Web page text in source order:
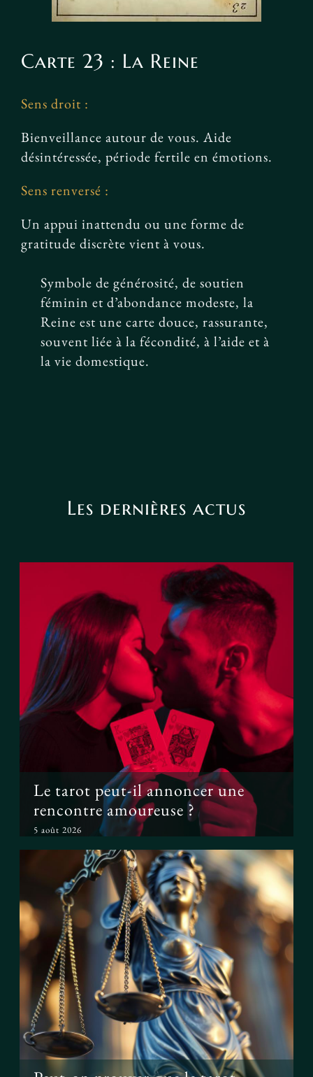
Carte 23 : La Reine
Sens droit :
Bienveillance autour de vous. Aide
désintéressée, période fertile en émotions.
Sens renversé :
Un appui inattendu ou une forme de
gratitude discrète vient à vous.
Symbole de générosité, de soutien
féminin et d’abondance modeste, la
Reine est une carte douce, rassurante,
souvent liée à la fécondité, à l’aide et à
la vie domestique.
Les dernières actus
Le tarot peut-il annoncer une
rencontre amoureuse ?
Le tarot peut-il annoncer une
rencontre amoureuse ?
5 août 2026
Peut-on prouver que le tarot
fonctionne ?